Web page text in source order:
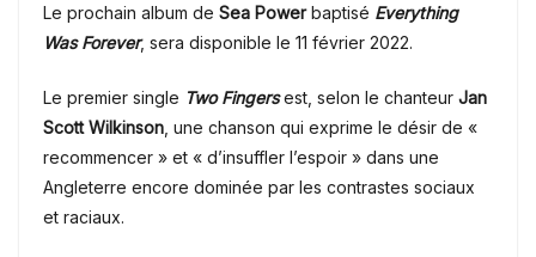
Le prochain album de Sea Powerbaptisé Everything
Was Forever, sera disponible le 11 février 2022.
Le premier single Two Fingersest, selon le chanteur Jan
Scott Wilkinson , une chanson qui exprime le désir de «
recommencer » et « d’insuffler l’espoir » dans une
Angleterre encore dominée par les contrastes sociaux
et raciaux.